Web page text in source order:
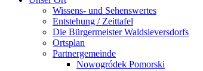
Wissens- und Sehenswertes
Entstehung / Zeittafel
Die Bürgermeister Waldsieversdorfs
Ortsplan
Partnergemeinde
Nowogródek Pomorski